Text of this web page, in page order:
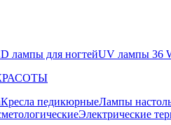
лампы для ногтейUV лампы 36
Кресла педикюрныеЛампы
Электрические